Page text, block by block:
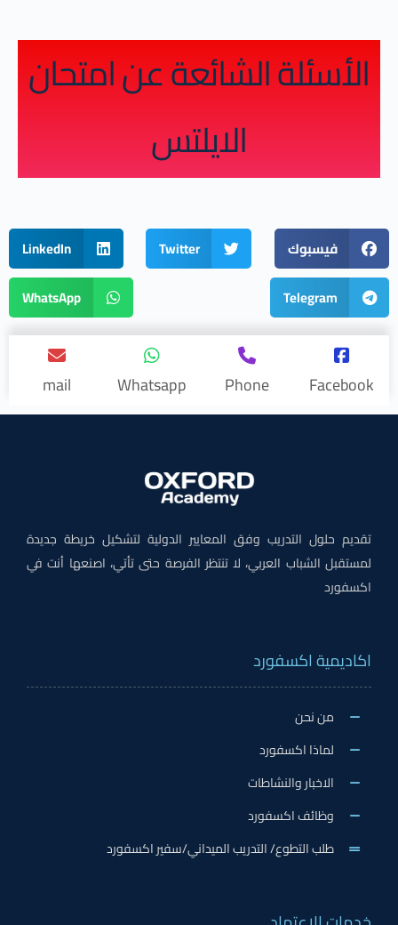
الأسئلة الشائعة عن امتحان
الايلتس
فيسبوك Twitter
LinkedIn
Telegram
WhatsApp
Facebook
Phone
Whatsapp
mail
تقديم حلول التدريب وفق المعايير الدولية لتشكيل خريطة جديدة
لمستقبل الشباب العربي، لا تنتظر الفرصة حتى تأتي، اصنعها أنت في
اكسفورد
اكاديمية اكسفورد
من نحن
لماذا اكسفورد
الاخبار والنشاطات
وظائف اكسفورد
طلب التطوع/ التدريب الميداني/سفير اكسفورد